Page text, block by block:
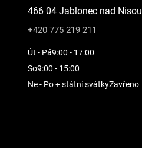
466 04 Jablonec nad Nisou
+420 775 219 211
Út - Pá9:00 - 17:00
So9:00 - 15:00
Ne - Po + státní svátkyZavřeno